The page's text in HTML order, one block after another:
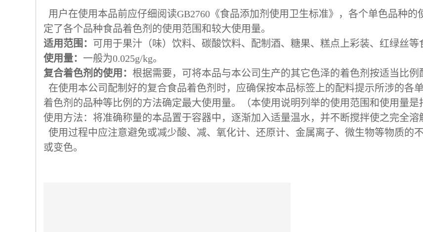
用户在使用本品前应仔细阅读GB2760《食品添加剂使用卫生标准》，各个单色品种
定了各个品种食品着色剂的使用范围和较大使用量。
适用范围： 可用于果汁（味）饮料、碳酸饮料、配制酒、糖果、糕点上彩装、红绿丝等
使用量： 一般为0.025g/kg。
复合着色剂的使用： 根据需要，可将本品与本公司生产的其它色泽的着色剂按适当比例
在使用本公司配制好的复合食品着色剂时，应确保按本品标签上的配料提示所涉的各
着色剂的品种等比例的方法确定最大使用量。（本使用说明列举的使用范围和使用量是
使用方法：将准确称量的本品置于容器中，逐渐加入适量温水，并不断搅拌使之完全溶
使用过程中应注意避免或减少酸、减、氧化计、还原计、金属离子、微生物等物质的
或变色。